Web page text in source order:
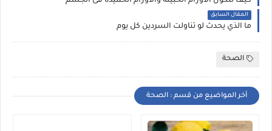
المقال السابق
ما الذي يحدث لو تناولت السردين كل يوم
الصحة
أخر المواضيع من قسم : الصحة